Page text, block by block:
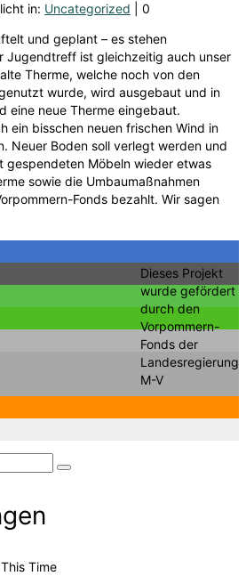
in: Uncategorized
0
und geplant – es stehen
Jugendtreff ist gleichzeitig auch unser
Therme, welche noch von den
wurde, wird ausgebaut und in
eine neue Therme eingebaut.
ein bisschen neuen frischen Wind in
Neuer Boden soll verlegt werden und
gespendeten Möbeln wieder etwas
sowie die Umbaumaßnahmen
Fonds bezahlt. Wir sagen
Dieses Projekt
wurde gefördert
durch den
Vorpommern-
Fonds der
Landesregierung
M-V
Time